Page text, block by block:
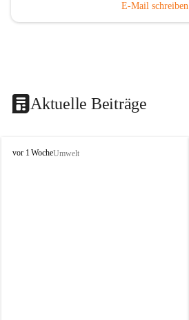
E-Mail schreiben
Aktuelle Beiträge
V
vor 1 WocheUmwelt